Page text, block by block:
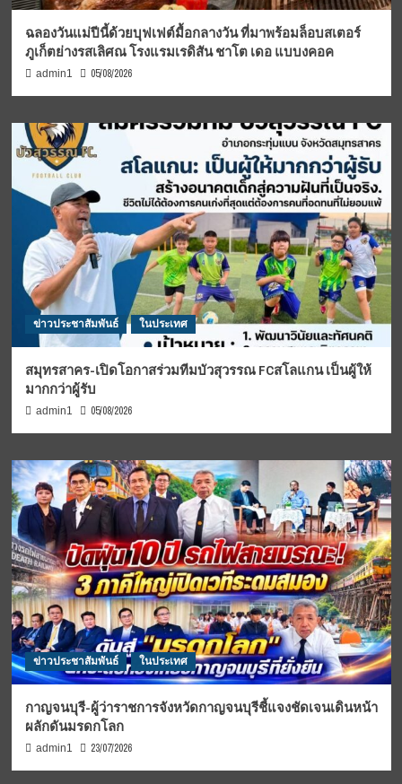
ฉลองวันแม่ปีนี้ด้วยบุฟเฟต์มื้อกลางวัน ที่มาพร้อมล็อบสเตอร์
ภูเก็ตย่างรสเลิศณ โรงแรมเรดิสัน ชาโต เดอ แบบงคอค
admin1 05/08/2026
ข่าวประชาสัมพันธ์ ในประเทศ
สมุทรสาคร-เปิดโอกาสร่วมทีมบัวสุวรรณ FCสโลแกน เป็นผู้ให้
มากกว่าผู้รับ
admin1 05/08/2026
ข่าวประชาสัมพันธ์ ในประเทศ
กาญจนบุรี-ผู้ว่าราชการจังหวัดกาญจนบุรีชี้แจงชัดเจนเดินหน้า
ผลักดันมรดกโลก
admin1 23/07/2026